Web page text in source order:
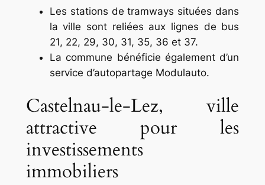
Les stations de tramways situées dans
la ville sont reliées aux lignes de bus
21, 22, 29, 30, 31, 35, 36 et 37.
La commune bénéficie également d’un
service d’autopartage Modulauto.
Castelnau-le-Lez, ville
attractive pour les
investissements
immobiliers